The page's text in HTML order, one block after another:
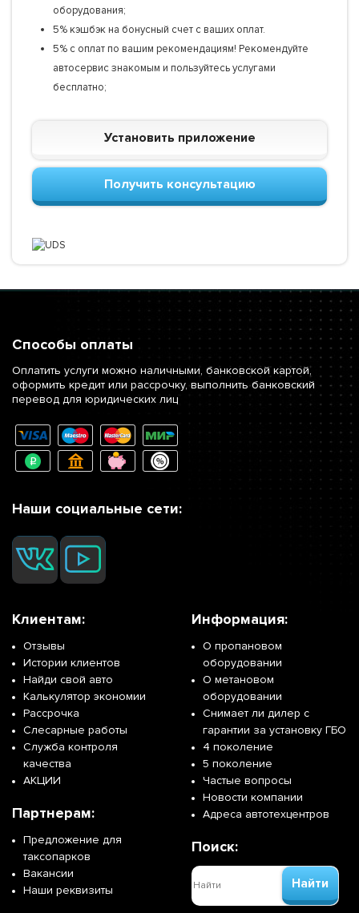
оборудования;
5% кэшбэк на бонусный счет с ваших оплат.
5% с оплат по вашим рекомендациям! Рекомендуйте
автосервис знакомым и пользуйтесь услугами
бесплатно;
Установить приложение
Получить консультацию
Способы оплаты
Оплатить услуги можно наличными, банковской картой,
оформить кредит или рассрочку, выполнить банковский
перевод для юридических лиц
Наши социальные сети:
Клиентам:
Отзывы
Истории клиентов
Найди свой авто
Калькулятор экономии
Рассрочка
Слесарные работы
Служба контроля
качества
АКЦИИ
Партнерам:
Предложение для
таксопарков
Вакансии
Наши реквизиты
Информация:
О пропановом
оборудовании
О метановом
оборудовании
Снимает ли дилер с
гарантии за установку ГБО
4 поколение
5 поколение
Частые вопросы
Новости компании
Адреса автотехцентров
Поиск:
Найти